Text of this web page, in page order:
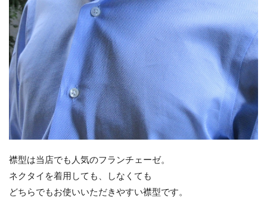
襟型は当店でも人気のフランチェーゼ。
ネクタイを着用しても、しなくても
どちらでもお使いいただきやすい襟型です。